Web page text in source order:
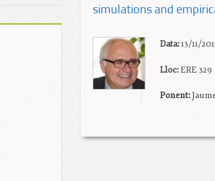
simulations and
Data:13/11/
Lloc:ERE 329
Ponent: